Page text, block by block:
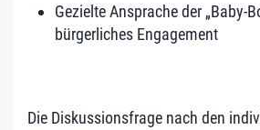
Gezielte Ansprache der „Baby-
bürgerliches Engagement
Die Diskussionsfrage nach den